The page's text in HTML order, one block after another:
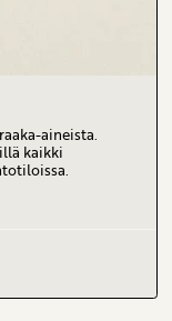
aineista.
kaikki